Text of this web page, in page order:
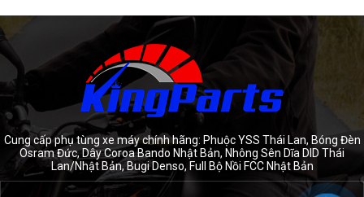
Cung cấp phụ tùng xe máy chính hãng: Phuộc YSS Thái Lan, Bóng Đèn
Osram Đức, Dây Coroa Bando Nhật Bản, Nhông Sên Dĩa DID Thái
Lan/Nhật Bản, Bugi Denso, Full Bộ Nồi FCC Nhật Bản